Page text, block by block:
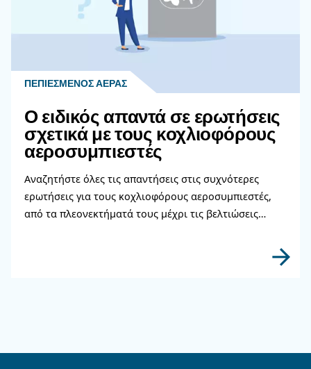
Επικοινωνήστε με τους
μας
Χρειάζεστε περισσότερες πληροφορίες για τα
μας; Συμπληρώστε αυτή τη φόρμα με όσο το
περισσότερες λεπτομέρειες και οι ειδικοί μας θα
επικοινωνήσουν μαζί σας το συντομότερο